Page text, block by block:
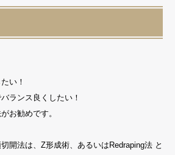
い！
ランス良くしたい！
お勧めです。
開法は、Z形成術、あるいはRedraping法 と